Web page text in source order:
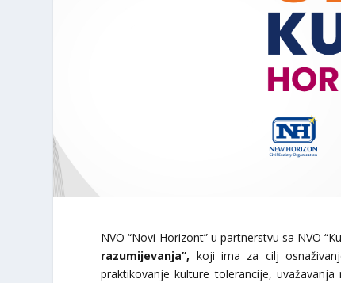
NVO “Novi Horizont” u partnerstvu sa NVO
razumijevanja”, koji ima za cilj
praktikovanje kulture tolerancije,